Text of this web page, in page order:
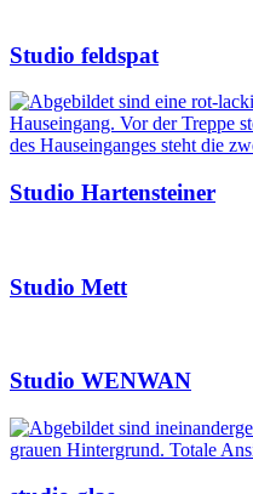
Studio feldspat
Studio Hartensteiner
Studio Mett
Studio WENWAN